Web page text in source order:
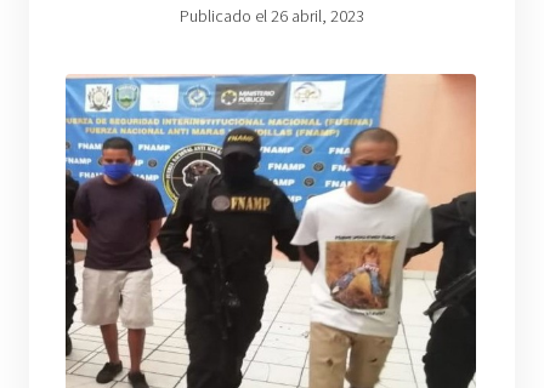
Publicado el 26 abril, 2023